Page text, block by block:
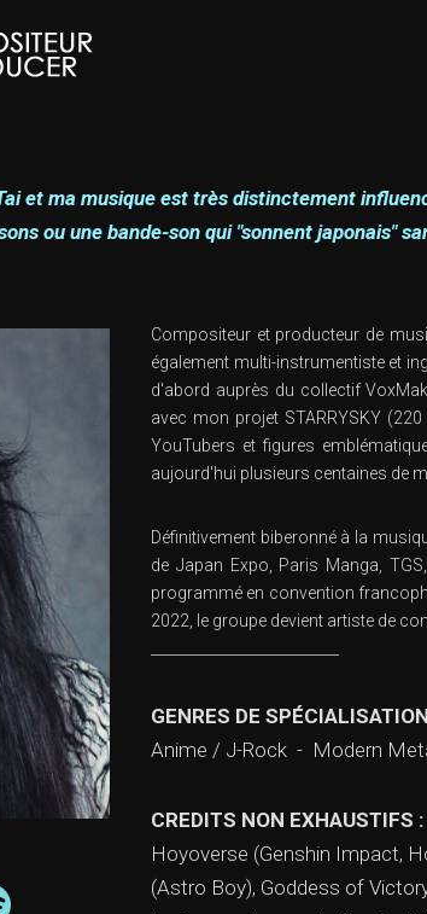
et ma musique est très distinctement
ou une bande-son qui "sonnent japonais"
Compositeur et producteur de
également multi-instrumentiste et
d'abord auprès du collectif
avec mon projet STARRYSKY
YouTubers et figures
aujourd'hui plusieurs centaines de
Définitivement biberonné à la
de Japan Expo, Paris Manga,
programmé en convention
2022, le groupe devient artiste de
GENRES DE
Anime / J-Rock - Modern
CREDITS NON EXHAUSTIFS :
Hoyoverse (Genshin Impact,
(Astro Boy), Goddess of